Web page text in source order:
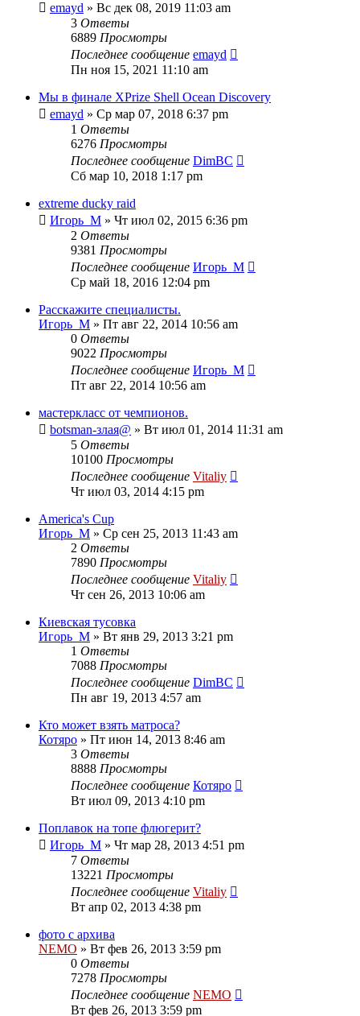
emayd » Вс дек 08, 2019 11:03 am
3 Ответы
6889 Просмотры
Последнее сообщение emayd
Пн ноя 15, 2021 11:10 am
Мы в финале XPrize Shell Ocean Discovery
emayd » Ср мар 07, 2018 6:37 pm
1 Ответы
6276 Просмотры
Последнее сообщение DimBC
Сб мар 10, 2018 1:17 pm
extreme ducky raid
Игорь_М » Чт июл 02, 2015 6:36 pm
2 Ответы
9381 Просмотры
Последнее сообщение Игорь_М
Ср май 18, 2016 12:04 pm
Расскажите специалисты.
Игорь_М » Пт авг 22, 2014 10:56 am
0 Ответы
9022 Просмотры
Последнее сообщение Игорь_М
Пт авг 22, 2014 10:56 am
мастеркласс от чемпионов.
botsman-злая@ » Вт июл 01, 2014 11:31 am
5 Ответы
10100 Просмотры
Последнее сообщение Vitaliy
Чт июл 03, 2014 4:15 pm
America's Cup
Игорь_М » Ср сен 25, 2013 11:43 am
2 Ответы
7890 Просмотры
Последнее сообщение Vitaliy
Чт сен 26, 2013 10:06 am
Киевская тусовка
Игорь_М » Вт янв 29, 2013 3:21 pm
1 Ответы
7088 Просмотры
Последнее сообщение DimBC
Пн авг 19, 2013 4:57 am
Кто может взять матроса?
Котяро » Пт июн 14, 2013 8:46 am
3 Ответы
8888 Просмотры
Последнее сообщение Котяро
Вт июл 09, 2013 4:10 pm
Поплавок на топе флюгерит?
Игорь_М » Чт мар 28, 2013 4:51 pm
7 Ответы
13221 Просмотры
Последнее сообщение Vitaliy
Вт апр 02, 2013 4:38 pm
фото с архива
NEMO » Вт фев 26, 2013 3:59 pm
0 Ответы
7278 Просмотры
Последнее сообщение NEMO
Вт фев 26, 2013 3:59 pm